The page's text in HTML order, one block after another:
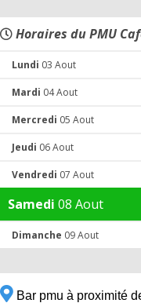
Horaires du PMU
Lundi 03 Aout
Mardi 04 Aout
Mercredi 05 Aout
Jeudi 06 Aout
Vendredi 07 Aout
Samedi 08 Aout
Dimanche 09 Aout
Bar pmu à proximité